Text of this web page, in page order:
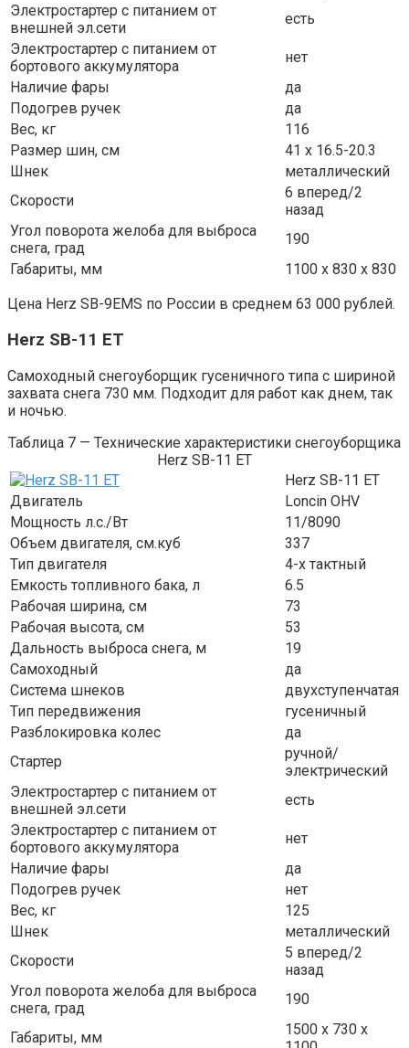
Электростартер с питанием от
внешней эл.сети
есть
Электростартер с питанием от
бортового аккумулятора
нет
Наличие фары
да
Подогрев ручек
да
Вес, кг
116
Размер шин, см
41 х 16.5-20.3
Шнек
металлический
Скорости
6 вперед/2
назад
Угол поворота желоба для выброса
снега, град
190
Габариты, мм
1100 х 830 х 830
Цена Herz SB-9EMS по России в среднем 63 000 рублей.
Herz SB-11 ET
Самоходный снегоуборщик гусеничного типа с шириной
захвата снега 730 мм. Подходит для работ как днем, так
и ночью.
Таблица 7 — Технические характеристики снегоуборщика
Herz SB-11 ET
Herz SB-11 ET
Двигатель
Loncin OHV
Мощность л.с./Вт
11/8090
Объем двигателя, см.куб
337
Тип двигателя
4-х тактный
Емкость топливного бака, л
6.5
Рабочая ширина, см
73
Рабочая высота, см
53
Дальность выброса снега, м
19
Самоходный
да
Система шнеков
двухступенчатая
Тип передвижения
гусеничный
Разблокировка колес
да
Стартер
ручной/
электрический
Электростартер с питанием от
внешней эл.сети
есть
Электростартер с питанием от
бортового аккумулятора
нет
Наличие фары
да
Подогрев ручек
нет
Вес, кг
125
Шнек
металлический
Скорости
5 вперед/2
назад
Угол поворота желоба для выброса
снега, град
190
Габариты, мм
1500 х 730 х